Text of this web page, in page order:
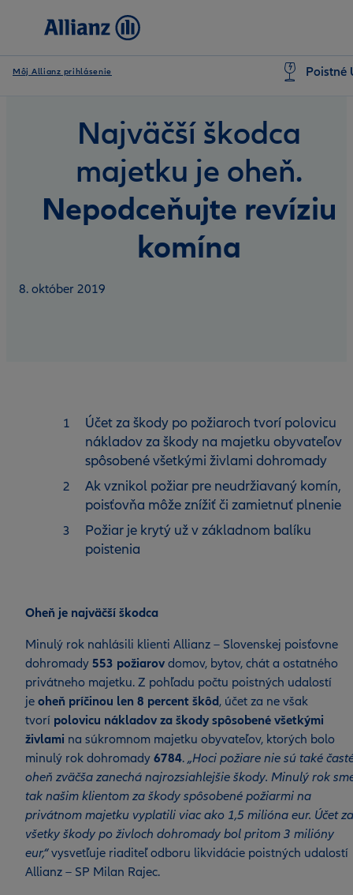
Môj Allianz prihlásenie Poistné
Najväčší škodca
majetku je oheň.
Nepodceňujte revíziu
komína
8. október 2019
Účet za škody po požiaroch tvorí polovicu
nákladov za škody na majetku obyvateľov
spôsobené všetkými živlami dohromady
Ak vznikol požiar pre neudržiavaný komín,
poisťovňa môže znížiť či zamietnuť plnenie
Požiar je krytý už v základnom balíku
poistenia
Oheň je najväčší škodca
Minulý rok nahlásili klienti Allianz – Slovenskej poisťovne
dohromady 553 požiarov domov, bytov, chát a ostatného
privátneho majetku. Z pohľadu počtu poistných udalostí
je oheň príčinou len 8 percent škôd, účet za ne však
tvorí polovicu nákladov za škody spôsobené všetkými
živlami na súkromnom majetku obyvateľov, ktorých bolo
minulý rok dohromady 6784. „Hoci požiare nie sú také
oheň zväčša zanechá najrozsiahlejšie škody. Minulý rok
tak našim klientom za škody spôsobené požiarmi na
privátnom majetku vyplatili viac ako 1,5 milióna eur. Účet za
všetky škody po živloch dohromady bol pritom 3 milióny
eur,“vysvetľuje riaditeľ odboru likvidácie poistných udalostí
Allianz – SP Milan Rajec.